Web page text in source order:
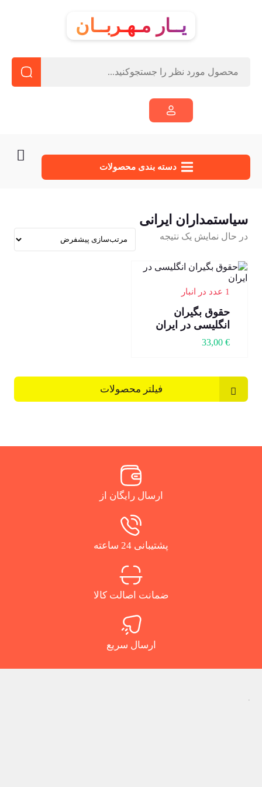
یــار مـهـربــان
دسته‌ بندی محصولات
سیاستمداران ایرانی
در حال نمایش یک نتیجه
1 عدد در انبار
حقوق بگیران
انگلیسی در ایران
33,00 €
فیلتر محصولات
ارسال رایگان از
پشتیبانی 24 ساعته
ضمانت اصالت کالا
ارسال سریع
.